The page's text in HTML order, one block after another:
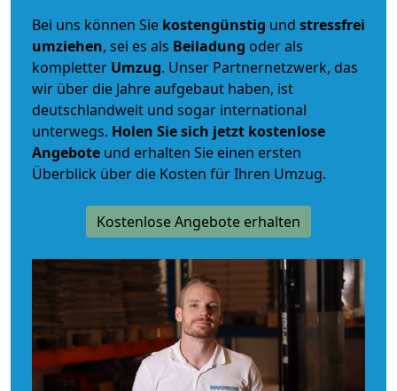
Bei uns können Sie kostengünstig und stressfrei
umziehen, sei es als Beiladung oder als
kompletter Umzug. Unser Partnernetzwerk, das
wir über die Jahre aufgebaut haben, ist
deutschlandweit und sogar international
unterwegs. Holen Sie sich jetzt kostenlose
Angebote und erhalten Sie einen ersten
Überblick über die Kosten für Ihren Umzug.
Kostenlose Angebote erhalten